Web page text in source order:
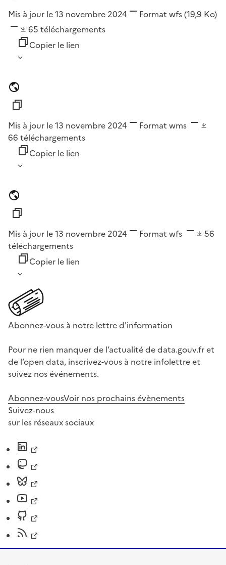
Mis à jour le 13 novembre 2024 Format wfs(19,9 Ko)
65 téléchargements
Copier le lien
Mis à jour le 13 novembre 2024 Format wms
66 téléchargements
Copier le lien
Mis à jour le 13 novembre 2024 Format wfs
56
téléchargements
Copier le lien
Abonnez-vous à notre lettre d'information
Pour ne rien manquer de l’actualité de data.gouv.fr et
de l’open data, inscrivez-vous à notre infolettre et
suivez nos événements.
Abonnez-vousVoir nos prochains évènements
Suivez-nous
sur les réseaux sociaux